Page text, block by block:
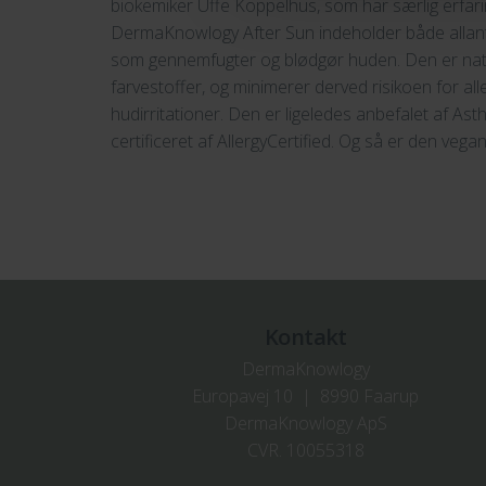
biokemiker Uffe Koppelhus, som har særlig
DermaKnowlogy After Sun indeholder både
som gennemfugter og blødgør huden. Den er
farvestoffer, og minimerer derved risikoen for
hudirritationer. Den er ligeledes anbefalet af
certificeret af AllergyCertified. Og så er den
DermaKnowlogy
DermaKnowlogy ApS